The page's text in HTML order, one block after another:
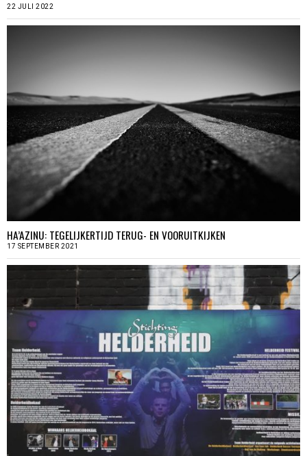
22 JULI 2022
HA’AZINU: TEGELIJKERTIJD TERUG- EN VOORUITKIJKEN
17 SEPTEMBER 2021